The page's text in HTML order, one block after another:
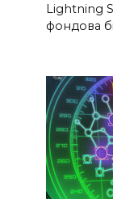
Lightning
фондова